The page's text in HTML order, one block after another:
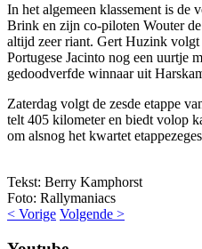
In het algemeen klassement is de
Brink en zijn co-piloten Wouter
altijd zeer riant. Gert Huzink
Portugese Jacinto nog een uurtje
gedoodverfde winnaar uit
Zaterdag volgt de zesde etappe
telt 405 kilometer en biedt volop
om alsnog het kwartet
Tekst: Berry Kamphorst
Foto: Rallymaniacs
< Vorige Volgende >